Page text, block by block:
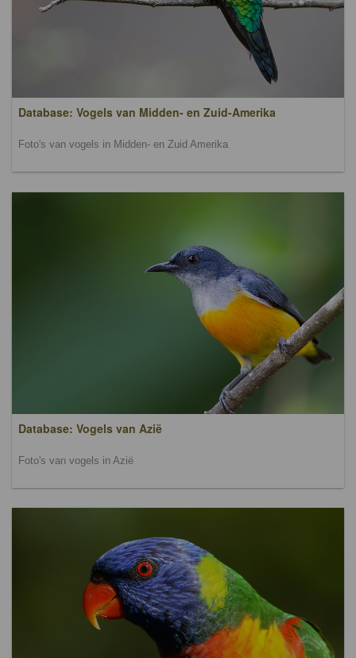
Database: Vogels van Midden- en Zuid-Amerika
Foto's van vogels in Midden- en Zuid Amerika
Database: Vogels van Azië
Foto's van vogels in Azië